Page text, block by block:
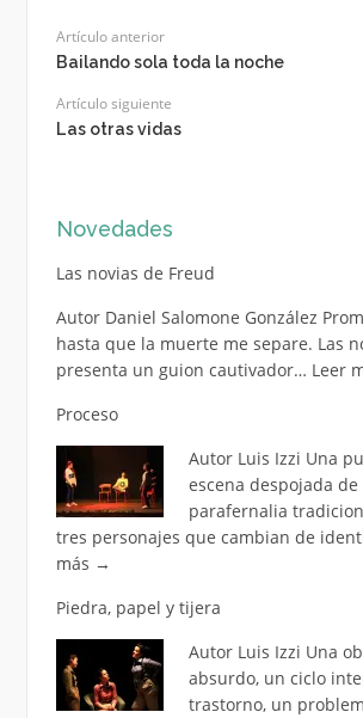
Artículo anterior
Bailando sola toda la noche
Artículo siguiente
Las otras vidas
Novedades
Las novias de Freud
Autor Daniel Salomone González
hasta que la muerte me separe. Las
presenta un guion cautivador… Leer
Proceso
Autor Luis Izzi Una
escena despojada de
parafernalia
tres personajes que cambian de
más →
Piedra, papel y tijera
Autor Luis Izzi Una
absurdo, un ciclo
trastorno, un